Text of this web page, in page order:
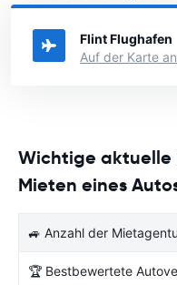
welcher Stadt in USA Sie
Flint Flughafen
Auf der Karte
Wichtige aktuelle
Mieten eines
🚙 Anzahl der
🏆 Bestbewertete